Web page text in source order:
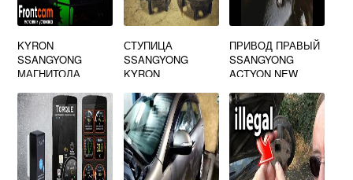
KYRON
SSANGYONG
МАГНИТОЛА
СТУПИЦА
SSANGYONG
KYRON
ПРИВОД ПРАВЫЙ
SSANGYONG
ACTYON NEW